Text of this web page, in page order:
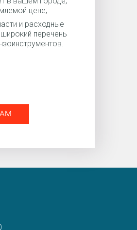
цене;
и расходные
перечень